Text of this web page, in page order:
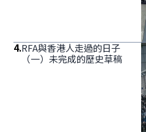
4.RFA與香港人走過的日子
（一）未完成的歷史草稿